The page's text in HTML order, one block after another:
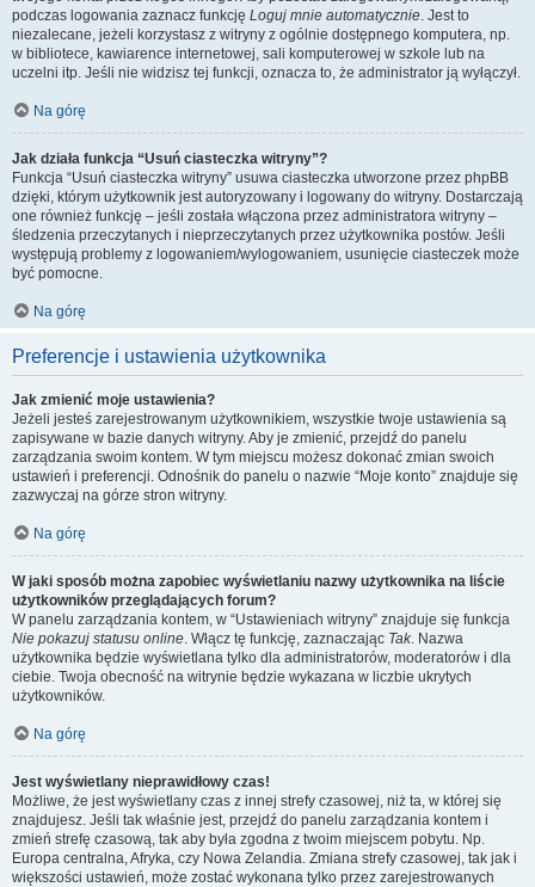
podczas logowania zaznacz funkcję Loguj mnie automatycznie. Jest to
niezalecane, jeżeli korzystasz z witryny z ogólnie dostępnego komputera, np.
w bibliotece, kawiarence internetowej, sali komputerowej w szkole lub na
uczelni itp. Jeśli nie widzisz tej funkcji, oznacza to, że administrator ją wyłączył.
Na górę
Jak działa funkcja “Usuń ciasteczka witryny”?
Funkcja “Usuń ciasteczka witryny” usuwa ciasteczka utworzone przez phpBB
dzięki, którym użytkownik jest autoryzowany i logowany do witryny. Dostarczają
one również funkcję – jeśli została włączona przez administratora witryny –
śledzenia przeczytanych i nieprzeczytanych przez użytkownika postów. Jeśli
występują problemy z logowaniem/wylogowaniem, usunięcie ciasteczek może
być pomocne.
Na górę
Preferencje i ustawienia użytkownika
Jak zmienić moje ustawienia?
Jeżeli jesteś zarejestrowanym użytkownikiem, wszystkie twoje ustawienia są
zapisywane w bazie danych witryny. Aby je zmienić, przejdź do panelu
zarządzania swoim kontem. W tym miejscu możesz dokonać zmian swoich
ustawień i preferencji. Odnośnik do panelu o nazwie “Moje konto” znajduje się
zazwyczaj na górze stron witryny.
Na górę
W jaki sposób można zapobiec wyświetlaniu nazwy użytkownika na liście
użytkowników przeglądających forum?
W panelu zarządzania kontem, w “Ustawieniach witryny” znajduje się funkcja
Nie pokazuj statusu online. Włącz tę funkcję, zaznaczając Tak. Nazwa
użytkownika będzie wyświetlana tylko dla administratorów, moderatorów i dla
ciebie. Twoja obecność na witrynie będzie wykazana w liczbie ukrytych
użytkowników.
Na górę
Jest wyświetlany nieprawidłowy czas!
Możliwe, że jest wyświetlany czas z innej strefy czasowej, niż ta, w której się
znajdujesz. Jeśli tak właśnie jest, przejdź do panelu zarządzania kontem i
zmień strefę czasową, tak aby była zgodna z twoim miejscem pobytu. Np.
Europa centralna, Afryka, czy Nowa Zelandia. Zmiana strefy czasowej, tak jak i
większości ustawień, może zostać wykonana tylko przez zarejestrowanych